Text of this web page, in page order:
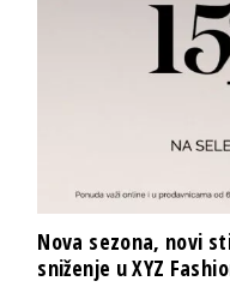
Nova sezona, novi
sniženje u XYZ